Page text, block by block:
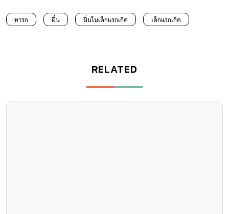
ทารก ผื่น ผื่นในเด็กแรกเกิด เด็กแรกเกิด
RELATED